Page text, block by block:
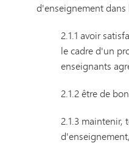
d'enseignement
2.1.1 avoir
le cadre d'un
enseignants
2.1.2 être de
2.1.3 maintenir,